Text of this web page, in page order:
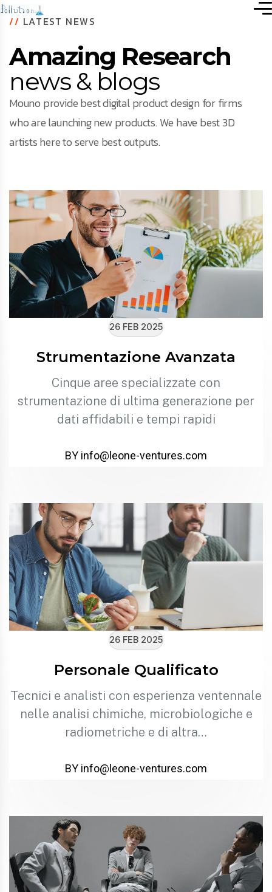
// LATEST NEWS
Amazing Research
news & blogs
Mouno provide best digital product design for firms
who are launching new products. We have best 3D
artists here to serve best outputs.
26 FEB 2025
Strumentazione Avanzata
Cinque aree specializzate con
strumentazione di ultima generazione per
dati affidabili e tempi rapidi
BY info@leone-ventures.com
26 FEB 2025
Personale Qualificato
Tecnici e analisti con esperienza ventennale
nelle analisi chimiche, microbiologiche e
radiometriche e di altra…
BY info@leone-ventures.com